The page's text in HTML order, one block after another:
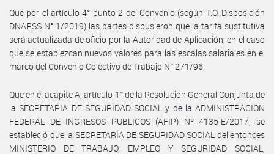
Que por el artículo 4° punto 2 del Convenio (según T.O. Disposición
DNARSS N° 1/2019) las partes dispusieron que la tarifa sustitutiva
será actualizada de oficio por la Autoridad de Aplicación, en el caso
que se establezcan nuevos valores para las escalas salariales en el
marco del Convenio Colectivo de Trabajo N° 271/96.
Que en el acápite A, artículo 1° de la Resolución General Conjunta de
la SECRETARIA DE SEGURIDAD SOCIAL y de la ADMINISTRACION
FEDERAL DE INGRESOS PUBLICOS (AFIP) Nº 4135-E/2017, se
estableció que la SECRETARÍA DE SEGURIDAD SOCIAL del entonces
MINISTERIO DE TRABAJO, EMPLEO Y SEGURIDAD SOCIAL,